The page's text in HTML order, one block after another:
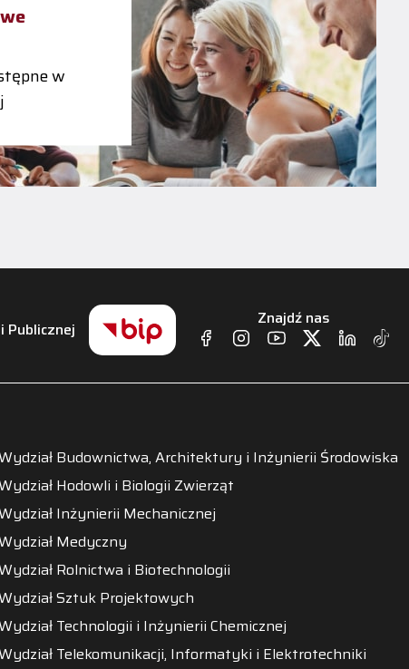
w
Publicznej
Znajdź nas
Budownictwa, Architektury i Inżynierii Środowiska
Hodowli i Biologii Zwierząt
Inżynierii Mechanicznej
Medyczny
Rolnictwa i Biotechnologii
Sztuk Projektowych
Technologii i Inżynierii Chemicznej
Telekomunikacji, Informatyki i Elektrotechniki